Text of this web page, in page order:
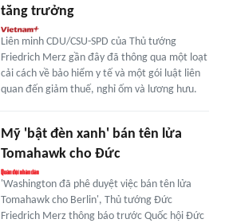
tăng trưởng
Liên minh CDU/CSU-SPD của Thủ tướng
Friedrich Merz gần đây đã thông qua một loạt
cải cách về bảo hiểm y tế và một gói luật liên
quan đến giảm thuế, nghỉ ốm và lương hưu.
Mỹ 'bật đèn xanh' bán tên lửa
Tomahawk cho Đức
'Washington đã phê duyệt việc bán tên lửa
Tomahawk cho Berlin', Thủ tướng Đức
Friedrich Merz thông báo trước Quốc hội Đức